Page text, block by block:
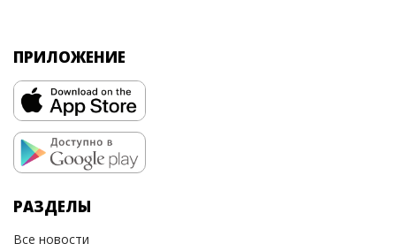
ПРИЛОЖЕНИЕ
РАЗДЕЛЫ
Все новости